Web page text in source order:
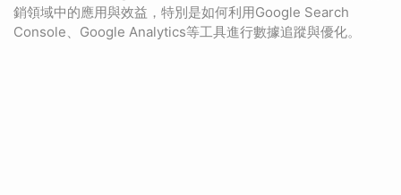
銷領域中的應用與效益，特別是如何利用Google Search
Console、Google Analytics等工具進行數據追蹤與優化。